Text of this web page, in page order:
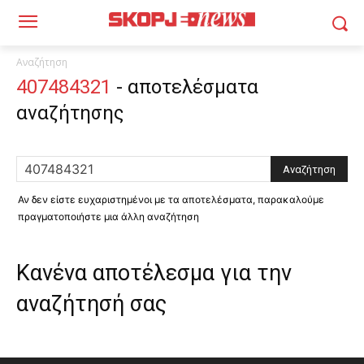
Αναζήτηση
407484321 - αποτελέσματα
αναζήτησης
Αν δεν είστε ευχαριστημένοι με τα αποτελέσματα, παρακαλούμε
πραγματοποιήστε μια άλλη αναζήτηση
Κανένα αποτέλεσμα για την
αναζήτησή σας